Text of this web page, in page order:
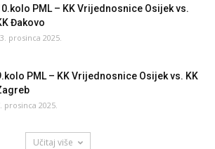
PML – KK Vrijednosnice Osijek vs.
Đakovo
prosinca 2025.
PML – KK Vrijednosnice Osijek vs. KK
prosinca 2025.
Učitaj više